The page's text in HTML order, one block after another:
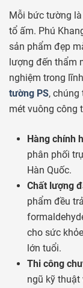
Mỗi bức tường
tổ ấm. Phú
sản phẩm đẹp
lượng đến thẩm
nghiệm trong
tường PS,
mét vuông công
Hàng chính
phân phối
Hàn Quốc.
Chất lượng
phẩm đều
cho sức
lớn tuổi.
Thi công
ngũ kỹ thuật